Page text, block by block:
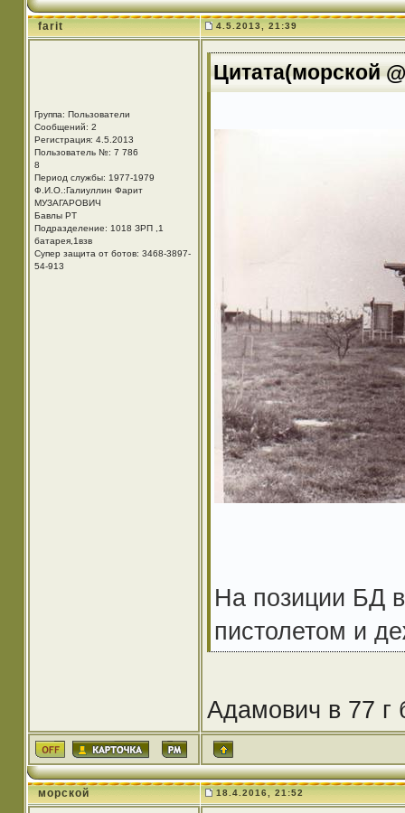
farit 4.5.2013, 21:39
Группа: Пользователи
Сообщений: 2
Регистрация: 4.5.2013
Пользователь №: 7 786
8
Период службы: 1977-1979
Ф.И.О.:Галиуллин Фарит
МУЗАГАРОВИЧ
Бавлы РТ
Подразделение: 1018 ЗРП ,1
батарея,1взв
Супер защита от ботов: 3468-3897-
54-913
Цитата(морской
На позиции БД
пистолетом и
Адамович в 77 г
морской 18.4.2016, 21:52